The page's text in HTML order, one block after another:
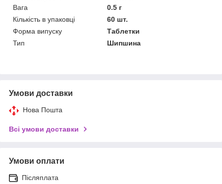
Вага
0.5 г
Кількість в упаковці
60 шт.
Форма випуску
Таблетки
Тип
Шипшина
Умови доставки
Нова Пошта
Всі умови доставки
Умови оплати
Післяплата